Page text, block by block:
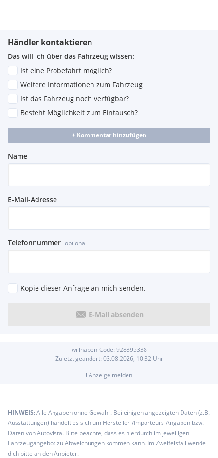
Händler kontaktieren
Das will ich über das Fahrzeug wissen:
Ist eine Probefahrt möglich?
Weitere Informationen zum Fahrzeug
Ist das Fahrzeug noch verfügbar?
Besteht Möglichkeit zum Eintausch?
+ Kommentar hinzufügen
Name
E-Mail-Adresse
Telefonnummer optional
Kopie dieser Anfrage an mich senden.
E-Mail absenden
willhaben-Code: 928395338
Zuletzt geändert: 03.08.2026, 10:32 Uhr
!Anzeige melden
HINWEIS:Alle Angaben ohne Gewähr. Bei einigen angezeigten Daten (z.B.
Ausstattungen) handelt es sich um Hersteller-/Importeurs-Angaben bzw.
Daten von Autovista. Bitte beachte, dass es hierdurch im jeweiligen
Fahrzeugangebot zu Abweichungen kommen kann. Im Zweifelsfall wende
dich bitte an den Anbieter.